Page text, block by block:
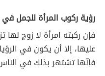
رؤية ركوب المرأة للجمل في
فإن ركبته امرأة لا زوج
عليها، إلا أن يكون في
فإنّها تشتهر بذلك في